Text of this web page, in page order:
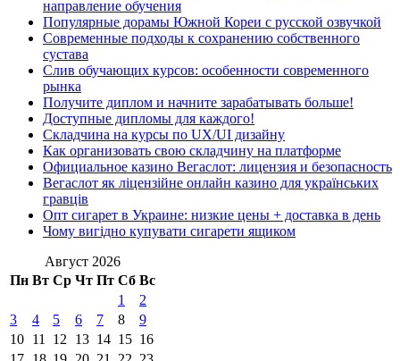
направление обучения
Популярные дорамы Южной Кореи с русской озвучкой
Современные подходы к сохранению собственного
сустава
Слив обучающих курсов: особенности современного
рынка
Получите диплом и начните зарабатывать больше!
Доступные дипломы для каждого!
Складчина на курсы по UX/UI дизайну
Как организовать свою складчину на платформе
Официальное казино Вегаслот: лицензия и безопасность
Вегаслот як ліцензійне онлайн казино для українських
гравців
Опт сигарет в Украине: низкие цены + доставка в день
Чому вигідно купувати сигарети ящиком
Август 2026
Пн Вт Ср Чт Пт Сб Вс
1
2
3
4 5 6 7 8
9
10 11 12 13 14 15 16